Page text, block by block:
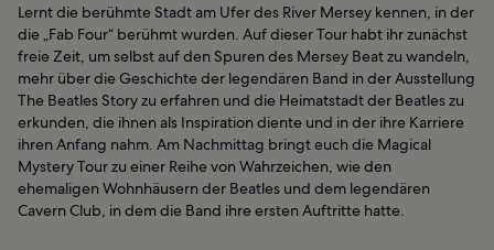
Lernt die berühmte Stadt am Ufer des River Mersey kennen, in der
die „Fab Four“ berühmt wurden. Auf dieser Tour habt ihr zunächst
freie Zeit, um selbst auf den Spuren des Mersey Beat zu wandeln,
mehr über die Geschichte der legendären Band in der Ausstellung
The Beatles Story zu erfahren und die Heimatstadt der Beatles zu
erkunden, die ihnen als Inspiration diente und in der ihre Karriere
ihren Anfang nahm. Am Nachmittag bringt euch die Magical
Mystery Tour zu einer Reihe von Wahrzeichen, wie den
ehemaligen Wohnhäusern der Beatles und dem legendären
Cavern Club, in dem die Band ihre ersten Auftritte hatte.